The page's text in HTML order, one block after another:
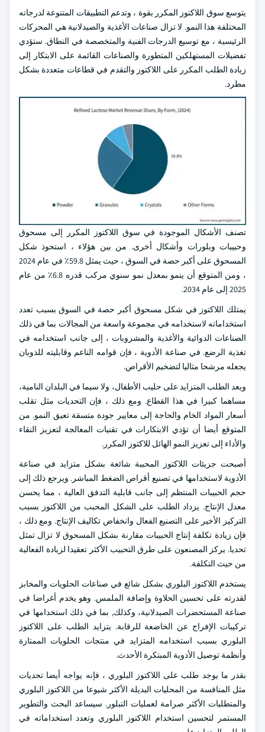
يتوسع سوق اللاكتوز المكرر بقوة ، وتدعم التطبيقات المتنوعة لدرجاته
المختلفة هذا النمو. لا تزال صناعات الأغذية والصيدلانية هي المحركات
الرئيسية ، مع توسيع الدرجات الفنية والمتخصصة في النطاق. ستؤدي
تفضيلات المستهلكين المتطورة والصناعات القائمة على الابتكار إلى
زيادة الطلب المكرر على اللاكتوز والتقدم في قطاعات متعددة بشكل
مطرد.
تصنف الأشكال الموجودة في سوق اللاكتوز المكرر إلى مسحوق
وحبيبات وبلورات وأشكال أخرى. من بين هؤلاء ، استحوذ شكل
المسحوق على أكبر حصة في السوق ، حيث يمثل 59.8٪ في عام 2024
، ومن المتوقع أن ينمو بمعدل نمو سنوي مركب قدره 6.8٪ من عام
2025 إلى عام 2034.
يمتلك اللاكتوز في شكل مسحوق أكبر حصة في السوق بسبب تعدد
استخداماته لاستخدامه في مجموعة واسعة من المجالات بما في ذلك
الصناعات الدوائية والأغذية والمشروبات ، إلى جانب استخدامه في
تغذية الرضع. في صناعة الأدوية ، فإن قوامه الناعم وقابليته للذوبان
يجعله مرشحا مثاليا لتضخيم الأقراص.
ويعد الطلب المتزايد على حليب الأطفال، ولا سيما في البلدان النامية،
مساهما كبيرا في هذا القطاع. ومع ذلك ، فإن التحديات مثل تقلب
أسعار المواد الخام والحاجة إلى معايير جودة متسقة تعيق النمو. من
المتوقع أيضا أن تؤدي الابتكارات في تقنيات المعالجة لتعزيز النقاء
والأداء إلى تعزيز النمو الهائل للاكتوز المكرر.
أصبحت جزيئات اللاكتوز المحببة شائعة بشكل متزايد في صناعة
الأدوية لاستخدامها في تصنيع أقراص الضغط المباشر. ويرجع ذلك إلى
حجم الحبيبات المنتظم إلى جانب قابلية التدفق العالية ، مما يحسن
معدل الإنتاج. يزداد الطلب على الشكل المحبب من اللاكتوز بسبب
التركيز الأخير على التصنيع الفعال وانخفاض تكاليف الإنتاج. ومع ذلك ،
فإن زيادة تكلفة إنتاج الحبيبات مقارنة بشكل المسحوق لا تزال تمثل
تحديا. يركز المصنعون على طرق التحبيب الأكثر تعقيدا لزيادة الفعالية
من حيث التكلفة.
يستخدم اللاكتوز البلوري بشكل شائع في صناعات الحلويات والمخابز
لقدرته على تحسين الحلاوة وإضافة الملمس. وهو يخدم أغراضا في
صناعة المستحضرات الصيدلانية، وكذلك, بما في ذلك استخدامها في
تركيبات الإفراج عن الخاضعة للرقابة. يتزايد الطلب على اللاكتوز
البلوري بسبب استخدامه المتزايد في منتجات الحلويات الممتازة
وأنظمة توصيل الأدوية المبتكرة الأحدث.
بقدر ما يوجد طلب على اللاكتوز البلوري ، فإنه يواجه أيضا تحديات
مثل المنافسة من المحليات البديلة الأكثر شيوعا من اللاكتوز البلوري
والمتطلبات الأكثر صرامة لعمليات التبلور. سيساعد البحث والتطوير
المستمر لتحسين استخدام اللاكتوز البلوري وتعدد استخداماته في